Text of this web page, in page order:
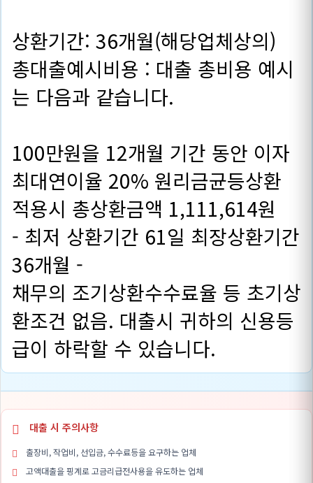
상환기간: 36개월(해당업체상의)
총대출예시비용 : 대출 총비용 예시
는 다음과 같습니다.
100만원을 12개월 기간 동안 이자
최대연이율 20% 원리금균등상환
적용시 총상환금액 1,111,614원
- 최저 상환기간 61일 최장상환기간
36개월 -
채무의 조기상환수수료율 등 초기상
환조건 없음. 대출시 귀하의 신용등
급이 하락할 수 있습니다.
대출 시 주의사항
출장비, 작업비, 선입금, 수수료등을 요구하는 업체
고액대출을 핑계로 고금리급전사용을 유도하는 업체